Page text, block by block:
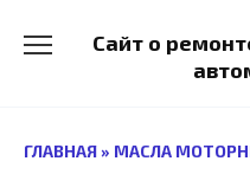
содержанию
Сайт о
ГЛАВНАЯ » МАСЛА